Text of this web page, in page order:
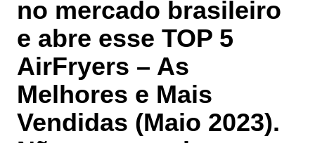
no mercado brasileiro
e abre esse TOP 5
AirFryers – As
Melhores e Mais
Vendidas (Maio 2023).